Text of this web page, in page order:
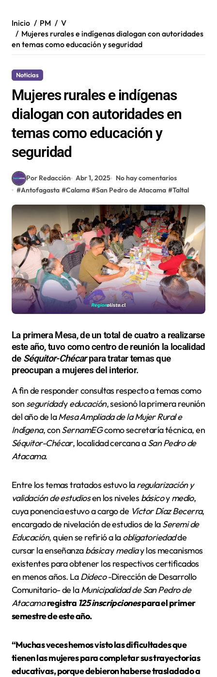
Inicio PM
V
Mujeres rurales e indígenas dialogan con autoridades
en temas como educación y seguridad
Noticias
Mujeres rurales e indígenas
dialogan con autoridades en
temas como educación y
seguridad
Por Redacción Abr 1, 2025
No hay comentarios
#Antofagasta #Calama #San Pedro de Atacama #Taltal
La primera Mesa, de un total de cuatro a realizarse
este año, tuvo como centro de reunión la localidad
de Séquitor-Chécarpara tratar temas que
preocupan a mujeres del interior.
A fin de responder consultas respecto a temas como
son seguridadyeducación, sesionó la primera reunión
del año de laMesa Ampliada de la Mujer Rural e
Indígena, conSernamEGcomo secretaría técnica, en
Séquitor-Chécar, localidad cercana aSan Pedro de
Atacama.
Entre los temas tratados estuvo laregularización y
validación de estudiosen los niveles básicoymedio,
cuya ponencia estuvo a cargo de Víctor Díaz Becerra,
encargado de nivelación de estudios de laSeremi de
Educación, quien se refirió a laobligatoriedadde
cursar la enseñanzabásicaymediay los mecanismos
existentes para obtener los respectivos certificados
en menos años. LaDideco-Dirección de Desarrollo
Comunitario- de laMunicipalidad de San Pedro de
Atacama registra 125 inscripcionespara el primer
semestre de este año.
“Muchas veces hemos visto las dificultades que
tienen las mujeres para completar sus trayectorias
educativas, porque debieron haberse trasladado a